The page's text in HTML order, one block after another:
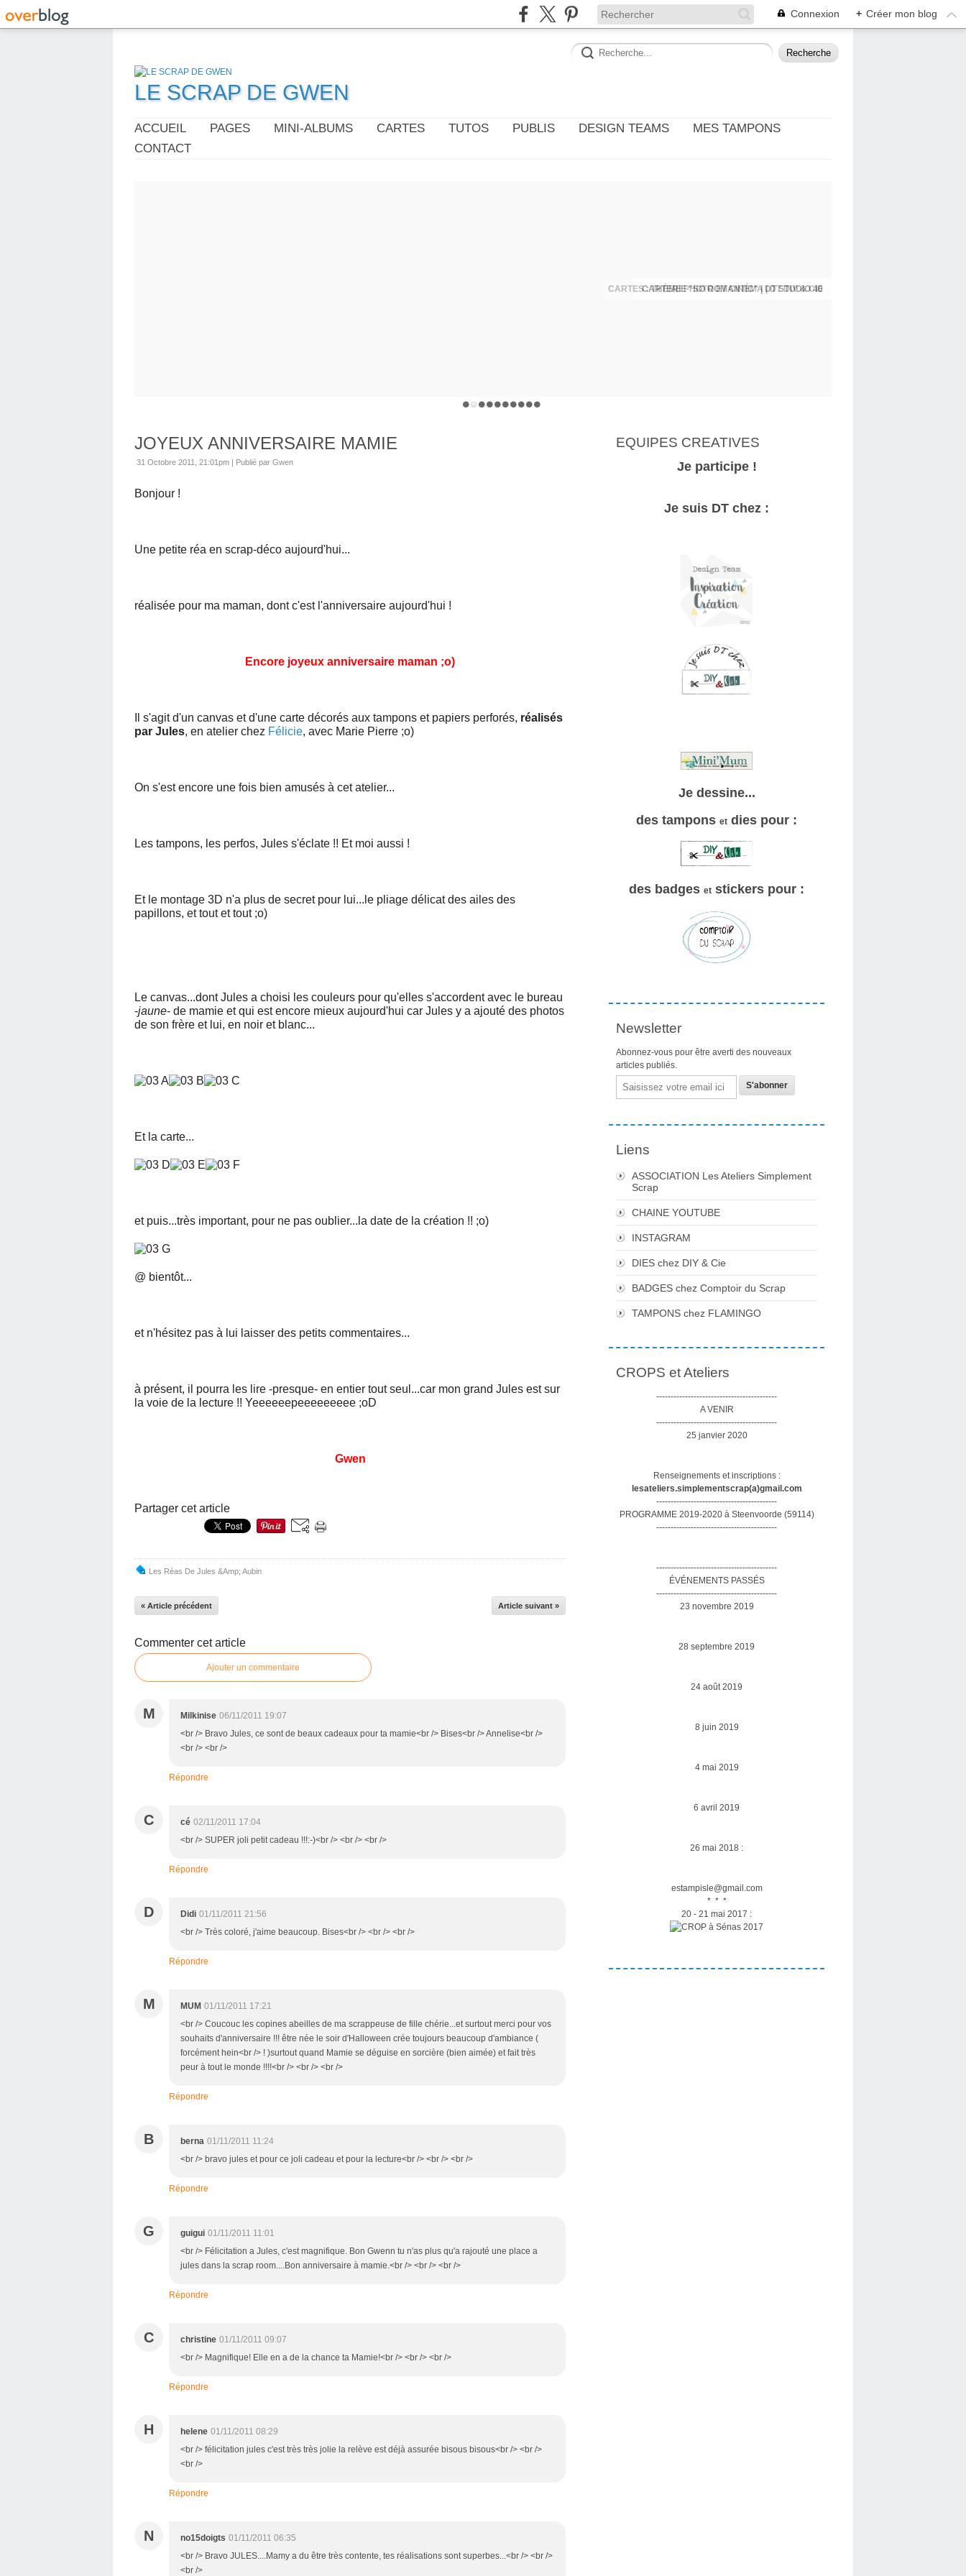
Connexion + Créer mon blog
LE SCRAP DE GWEN
ACCUEIL PAGES MINI-ALBUMS CARTES TUTOS PUBLIS DESIGN TEAMS
MES TAMPONS
CONTACT
CARTES : THÈME PHOTO ET CINÉMA | DT DIY & CIE
JOYEUX ANNIVERSAIRE MAMIE
31 Octobre 2011, 21:01pm | Publié par Gwen
Bonjour !
Une petite réa en scrap-déco aujourd'hui...
réalisée pour ma maman, dont c'est l'anniversaire aujourd'hui !
Encore joyeux anniversaire maman ;o)
Il s'agit d'un canvas et d'une carte décorés aux tampons et papiers perforés, réalisés
par Jules, en atelier chez Félicie, avec Marie Pierre ;o)
On s'est encore une fois bien amusés à cet atelier...
Les tampons, les perfos, Jules s'éclate !! Et moi aussi !
Et le montage 3D n'a plus de secret pour lui...le pliage délicat des ailes des
papillons, et tout et tout ;o)
Le canvas...dont Jules a choisi les couleurs pour qu'elles s'accordent avec le bureau
-jaune- de mamie et qui est encore mieux aujourd'hui car Jules y a ajouté des photos
de son frère et lui, en noir et blanc...
Et la carte...
et puis...très important, pour ne pas oublier...la date de la création !! ;o)
@ bientôt...
et n'hésitez pas à lui laisser des petits commentaires...
à présent, il pourra les lire -presque- en entier tout seul...car mon grand Jules est sur
la voie de la lecture !! Yeeeeeepeeeeeeeee ;oD
Gwen
Partager cet article
Les Réas De Jules &Amp; Aubin
« Article précédent Article suivant »
Commenter cet article
Ajouter un commentaire
M Milkinise 06/11/2011 19:07
<br /> Bravo Jules, ce sont de beaux cadeaux pour ta mamie<br /> Bises<br /> Annelise<br />
<br /> <br />
Répondre
C cé 02/11/2011 17:04
<br /> SUPER joli petit cadeau !!!:-)<br /> <br /> <br />
Répondre
D Didi 01/11/2011 21:56
<br /> Très coloré, j'aime beaucoup. Bises<br /> <br /> <br />
Répondre
M MUM 01/11/2011 17:21
<br /> Coucouc les copines abeilles de ma scrappeuse de fille chérie...et surtout merci pour vos
souhaits d'anniversaire !!! être née le soir d'Halloween crée toujours beaucoup d'ambiance (
forcément hein<br /> ! )surtout quand Mamie se déguise en sorcière (bien aimée) et fait très
peur à tout le monde !!!!<br /> <br /> <br />
Répondre
B berna 01/11/2011 11:24
<br /> bravo jules et pour ce joli cadeau et pour la lecture<br /> <br /> <br />
Répondre
G guigui 01/11/2011 11:01
<br /> Félicitation a Jules, c'est magnifique. Bon Gwenn tu n'as plus qu'a rajouté une place a
jules dans la scrap room....Bon anniversaire à mamie.<br /> <br /> <br />
Répondre
C christine 01/11/2011 09:07
<br /> Magnifique! Elle en a de la chance ta Mamie!<br /> <br /> <br />
Répondre
H helene 01/11/2011 08:29
<br /> félicitation jules c'est très très jolie la relève est déjà assurée bisous bisous<br /> <br />
<br />
Répondre
N no15doigts 01/11/2011 06:35
<br /> Bravo JULES....Mamy a du être très contente, tes réalisations sont superbes...<br /> <br />
<br />
EQUIPES CREATIVES
Je participe !
Je suis DT chez :
Je dessine...
des tampons et dies pour :
des badges et stickers pour :
Newsletter
Abonnez-vous pour être averti des nouveaux
articles publiés.
Email
Liens
ASSOCIATION Les Ateliers Simplement
Scrap
CHAINE YOUTUBE
INSTAGRAM
DIES chez DIY & Cie
BADGES chez Comptoir du Scrap
TAMPONS chez FLAMINGO
CROPS et Ateliers
------------------------------------------
A VENIR
------------------------------------------
25 janvier 2020
Renseignements et inscriptions :
lesateliers.simplementscrap(a)gmail.com
------------------------------------------
PROGRAMME 2019-2020 à Steenvoorde (59114)
------------------------------------------
------------------------------------------
ÉVÉNEMENTS PASSÉS
------------------------------------------
23 novembre 2019
28 septembre 2019
24 août 2019
8 juin 2019
4 mai 2019
6 avril 2019
26 mai 2018 :
estampisle@gmail.com
* * *
20 - 21 mai 2017 :